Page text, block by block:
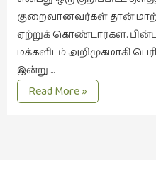
(39)
எனது
பரிந்துரைகள்
ஓவியங்கள்
குறைவானவர்கள் தான்
ஏற்றுக் கொண்டார்கள்.
மக்களிடம் அறிமுகமாகி
இன்று …
மின்தாது
யந்திர
Read More »